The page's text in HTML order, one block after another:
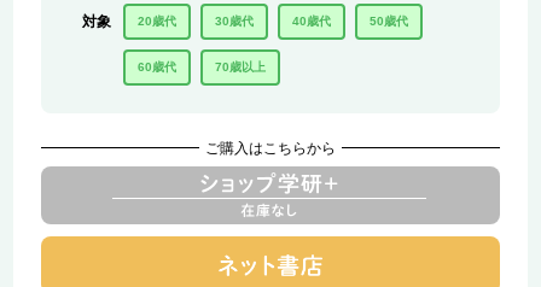
対象 20歳代 30歳代 40歳代 50歳代
60歳代 70歳以上
ご購入はこちらから